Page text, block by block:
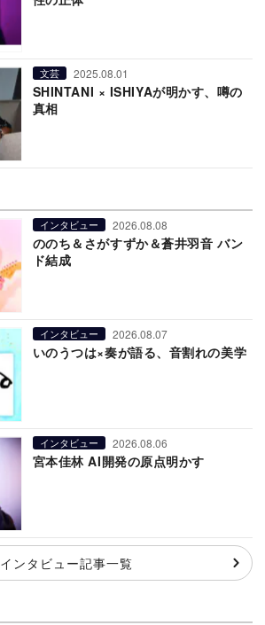
文芸 2025.08.01
SHINTANI × ISHIYAが明かす、噂の
真相
インタビュー 2026.08.08
ののち＆さがすずか＆蒼井羽音 バン
ド結成
インタビュー 2026.08.07
いのうつは×奏が語る、音割れの美学
インタビュー 2026.08.06
宮本佳林 AI開発の原点明かす
インタビュー記事一覧